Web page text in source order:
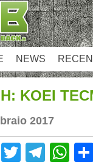
NEWS
KOEI
2017
Facebook
Twitter